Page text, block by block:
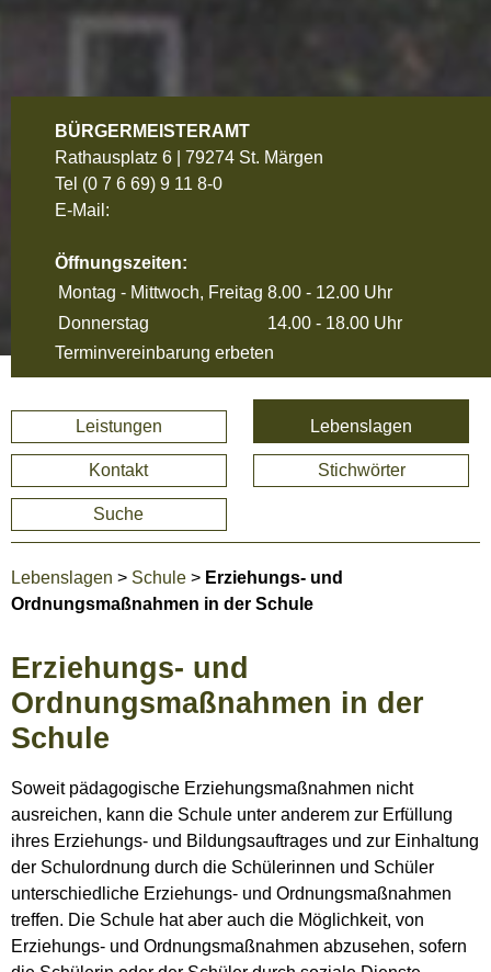
BÜRGERMEISTERAMT
Rathausplatz 6 | 79274 St. Märgen
Tel (0 7 6 69) 9 11 8-0
E-Mail:
Öffnungszeiten:
Montag - Mittwoch, Freitag 8.00 - 12.00 Uhr
Donnerstag
14.00 - 18.00 Uhr
Terminvereinbarung erbeten
Leistungen Lebenslagen
Kontakt Stichwörter
Suche
Lebenslagen > Schule > Erziehungs- und
Ordnungsmaßnahmen in der Schule
Erziehungs- und
Ordnungsmaßnahmen in der
Schule
Soweit pädagogische Erziehungsmaßnahmen nicht
ausreichen, kann die Schule unter anderem zur Erfüllung
ihres Erziehungs- und Bildungsauftrages und zur Einhaltung
der Schulordnung durch die Schülerinnen und Schüler
unterschiedliche Erziehungs- und Ordnungsmaßnahmen
treffen. Die Schule hat aber auch die Möglichkeit, von
Erziehungs- und Ordnungsmaßnahmen abzusehen, sofern